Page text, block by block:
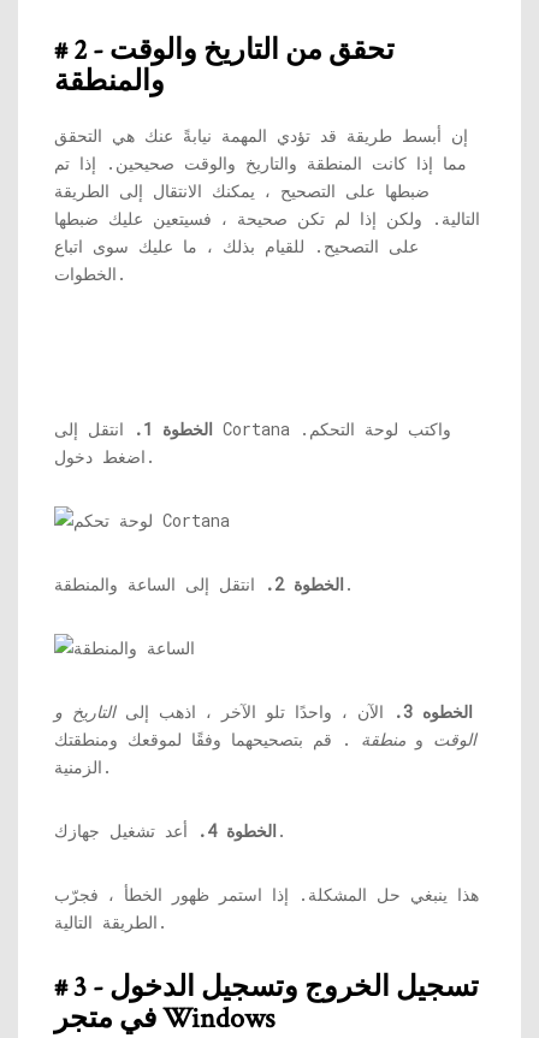
# 2 - تحقق من التاريخ والوقت
والمنطقة
إن أبسط طريقة قد تؤدي المهمة نيابةً عنك هي التحقق
مما إذا كانت المنطقة والتاريخ والوقت صحيحين. إذا تم
ضبطها على التصحيح ، يمكنك الانتقال إلى الطريقة
التالية. ولكن إذا لم تكن صحيحة ، فسيتعين عليك ضبطها
على التصحيح. للقيام بذلك ، ما عليك سوى اتباع
الخطوات.
الخطوة 1.
انتقل إلى Cortana واكتب لوحة التحكم.
اضغط دخول.
الخطوة 2. انتقل إلى الساعة والمنطقة.
الخطوه 3. الآن ، واحدًا تلو الآخر ، اذهب إلىالتاريخ و
الوقت و منطقة . قم بتصحيحهما وفقًا لموقعك ومنطقتك
الزمنية.
الخطوة 4. أعد تشغيل جهازك.
هذا ينبغي حل المشكلة. إذا استمر ظهور الخطأ ، فجرّب
الطريقة التالية.
# 3 - تسجيل الخروج وتسجيل الدخول
في متجر Windows